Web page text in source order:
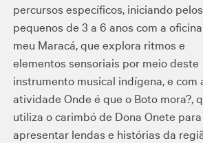
percursos específicos, iniciando pelos
pequenos de 3 a 6 anos com a
meu Maracá, que explora ritmos e
elementos sensoriais por meio deste
instrumento musical indígena, e com
atividade Onde é que o Boto mora?,
utiliza o carimbó de Dona Onete para
apresentar lendas e histórias da